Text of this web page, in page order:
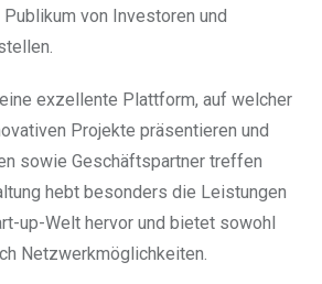
von Investoren und
exzellente Plattform, auf welcher
Projekte präsentieren und
sowie Geschäftspartner treffen
hebt besonders die Leistungen
up-Welt hervor und bietet sowohl
Netzwerkmöglichkeiten.